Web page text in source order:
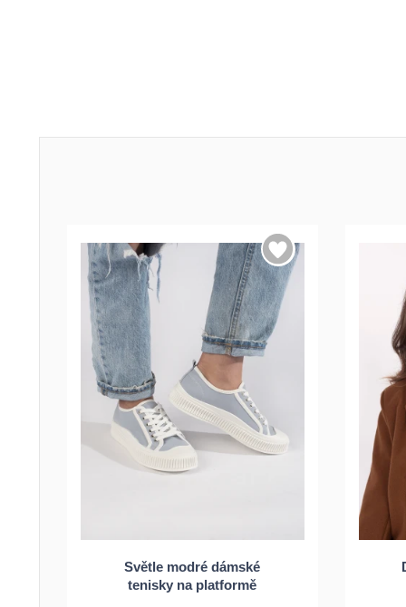
Světle modré dámské
tenisky na platformě
37 38 39